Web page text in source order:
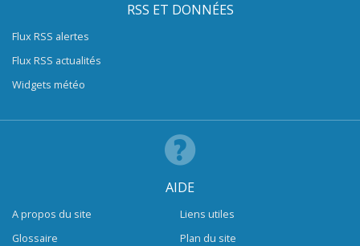
RSS ET DONNÉES
Flux RSS alertes
Flux RSS actualités
Widgets météo
AIDE
A propos du site
Glossaire
Liens utiles
Plan du site